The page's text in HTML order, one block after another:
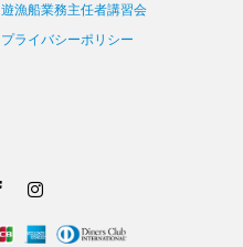
遊漁船業務主任者講習会
プライバシーポリシー